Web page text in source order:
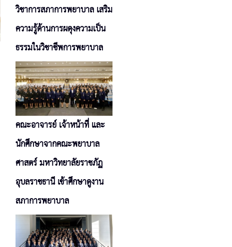
วิชาการสภาการพยาบาล เสริม
ความรู้ด้านการผดุงความเป็น
ธรรมในวิชาชีพการพยาบาล
คณะอาจารย์ เจ้าหน้าที่ และ
นักศึกษาจากคณะพยาบาล
ศาสตร์ มหาวิทยาลัยราชภัฏ
อุบลราชธานี เข้าศึกษาดูงาน
สภาการพยาบาล